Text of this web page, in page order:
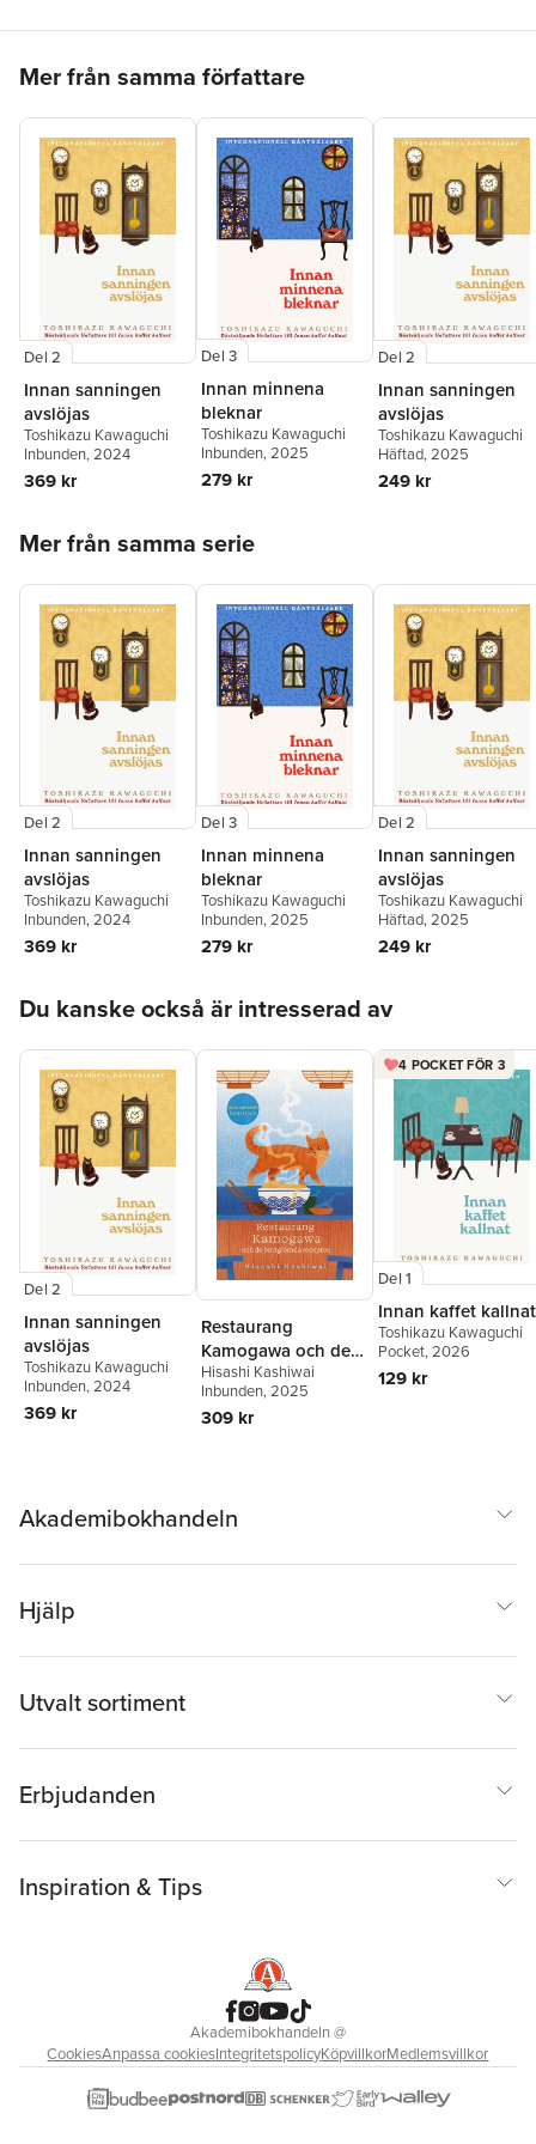
Mer från samma författare
Del 2
Innan sanningen
avslöjas
Toshikazu Kawaguchi
Inbunden, 2024
369 kr
Del 3
Innan minnena
bleknar
Toshikazu Kawaguchi
Inbunden, 2025
279 kr
Del 2
Innan sanningen
avslöjas
Toshikazu Kawaguchi
Häftad, 2025
249 kr
Mer från samma serie
Del 2
Innan sanningen
avslöjas
Toshikazu Kawaguchi
Inbunden, 2024
369 kr
Del 3
Innan minnena
bleknar
Toshikazu Kawaguchi
Inbunden, 2025
279 kr
Del 2
Innan sanningen
avslöjas
Toshikazu Kawaguchi
Häftad, 2025
249 kr
Du kanske också är intresserad av
Del 2
Innan sanningen
avslöjas
Toshikazu Kawaguchi
Inbunden, 2024
369 kr
Restaurang
Kamogawa och de
bortglömda
recepten
Hisashi Kashiwai
Inbunden, 2025
309 kr
4 POCKET FÖR 3
Del 1
Innan kaffet kallnat
Toshikazu Kawaguchi
Pocket, 2026
129 kr
Akademibokhandeln
Hjälp
Utvalt sortiment
Erbjudanden
Inspiration & Tips
Akademibokhandeln@
CookiesAnpassa cookiesIntegritetspolicyKöpvillkorMedlemsvillkor